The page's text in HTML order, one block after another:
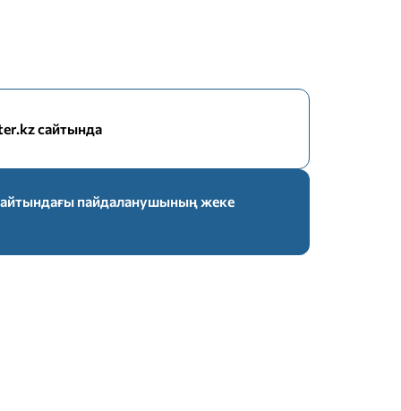
сайтында
пайдаланушының жеке